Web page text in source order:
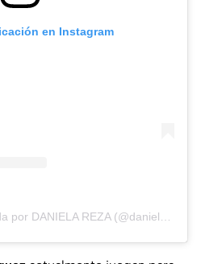
en Instagram
Una publicación compartida por DANIELA REZA (@danielarezam)